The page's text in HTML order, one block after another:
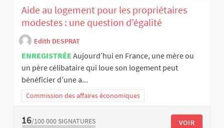
Aide au logement pour les propriétaires
modestes : une question d’égalité
Edith DESPRAT
ENREGISTRÉE Aujourd’hui en France, une mère ou
un père célibataire qui loue son logement peut
bénéficier d’une a...
Commission des affaires économiques
16/100 000 SIGNATURES VOIR